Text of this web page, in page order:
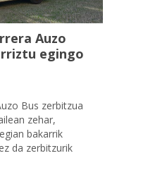
Auzo
egingo
Bus zerbitzua
zehar,
bakarrik
da zerbitzurik